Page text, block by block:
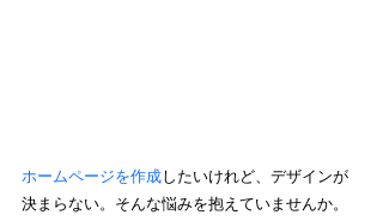
ホームページを作成したいけれど、デザインが
決まらない。そんな悩みを抱えていませんか。